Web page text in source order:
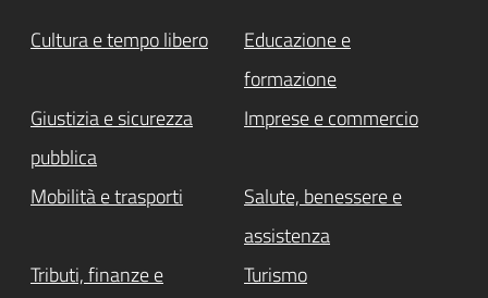
Cultura e tempo libero
Educazione e
formazione
Giustizia e sicurezza
pubblica
Imprese e commercio
Mobilità e trasporti
Salute, benessere e
assistenza
Tributi, finanze e
Turismo